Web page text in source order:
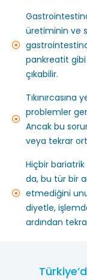
üretiminin ve
pankreatit
çıkabilir.
problemler
Ancak bu
veya tekrar
Hiçbir
da, bu tür bir
etmediğini
diyetle,
ardından